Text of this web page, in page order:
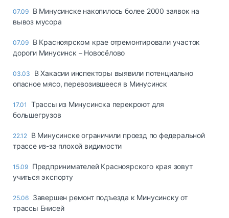
07.09 В Минусинске накопилось более 2000 заявок на
вывоз мусора
07.09 В Красноярском крае отремонтировали участок
дороги Минусинск – Новосёлово
03.03
В Хакасии инспекторы выявили потенциально
опасное мясо, перевозившееся в Минусинск
17.01
Трассы из Минусинска перекроют для
большегрузов
22.12 В Минусинске ограничили проезд по федеральной
трассе из-за плохой видимости
15.09 Предпринимателей Красноярского края зовут
учиться экспорту
25.06 Завершен ремонт подъезда к Минусинску от
трассы Енисей